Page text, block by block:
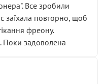
Все зробили
заїхала повторно, щоб
фреону.
Поки задоволена